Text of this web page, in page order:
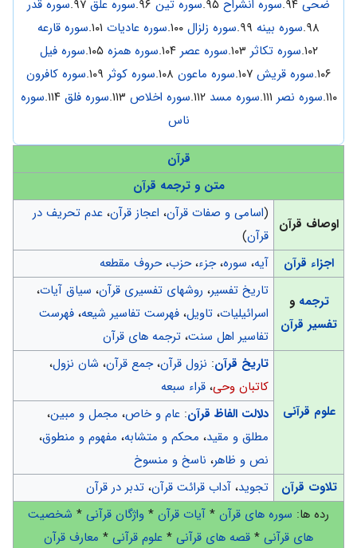
ضحی
سوره انشراح سوره تین سوره علق
سوره قدر
۹۸. سوره بینه سوره زلزال سوره عادیات
سوره قارعه
۱۰۲. سوره تکاثر سوره عصر ۱۰۴. سوره همزه ۱۰۵.
سوره فیل
۱۰۶. سوره قریش ۱۰۷. سوره ماعون سوره کوثر
سوره کافرون
۱۱۰. سوره نصر سوره مسد ۱۱۲. سوره اخلاص سوره فلق ۱۱۴.
سوره
ناس
قرآن
متن و ترجمه قرآن
اوصاف قرآن
(اسامی و صفات قرآن، اعجاز قرآن، عدم تحریف در
قرآن)
اجزاء قرآن
آیه، سوره،جزء،حزب،حروف مقطعه
ترجمه و
تفسیر قرآن
تاریخ تفسیر، روشهای تفسیری قرآن، سیاق آیات،
اسرائیلیات، تاویل، فهرست تفاسیر شیعه، فهرست
تفاسیر اهل سنت، ترجمه های قرآن
علوم قرآنی
تاریخ قرآن: نزول قرآن،جمع قرآن، شان نزول،
کاتبان وحی، قراء سبعه
دلالت الفاظ قرآن: عام و خاص، مجمل و مبین،
مطلق و مقید، محکم و متشابه، مفهوم و منطوق،
نص و ظاهر، ناسخ و منسوخ
تلاوت قرآن
تجوید، آداب قرائت قرآن، تدبر در قرآن
رده ها: سوره های قرآن * آیات قرآن * واژگان قرآنی * شخصیت
های قرآنی * قصه های قرآنی * علوم قرآنی * معارف قرآن